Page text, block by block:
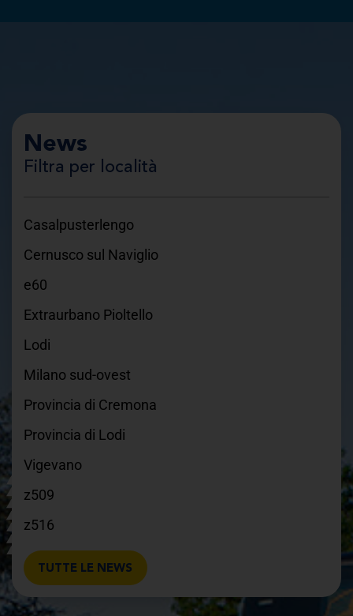
News
Filtra per località
Casalpusterlengo
Cernusco sul Naviglio
e60
Extraurbano Pioltello
Lodi
Milano sud-ovest
Provincia di Cremona
Provincia di Lodi
Vigevano
z509
z516
TUTTE LE NEWS